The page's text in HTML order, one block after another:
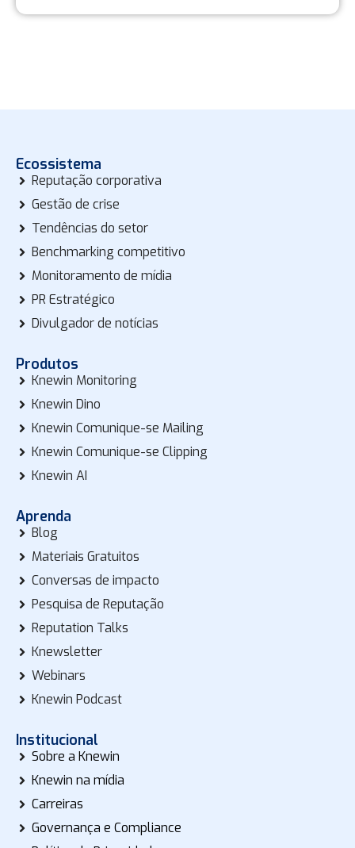
Ecossistema
Reputação corporativa
Gestão de crise
Tendências do setor
Benchmarking competitivo
Monitoramento de mídia
PR Estratégico
Divulgador de notícias
Produtos
Knewin Monitoring
Knewin Dino
Knewin Comunique-se Mailing
Knewin Comunique-se Clipping
Knewin AI
Aprenda
Blog
Materiais Gratuitos
Conversas de impacto
Pesquisa de Reputação
Reputation Talks
Knewsletter
Webinars
Knewin Podcast
Institucional
Sobre a Knewin
Knewin na mídia
Carreiras
Governança e Compliance